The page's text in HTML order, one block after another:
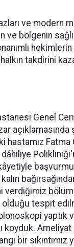
ve modern
ve bölgenin
hekimlerin
takdirini
Genel
hastamız Fatma
verdiğimiz
tespit
yaptık
koyduk. Ameliyat
bir